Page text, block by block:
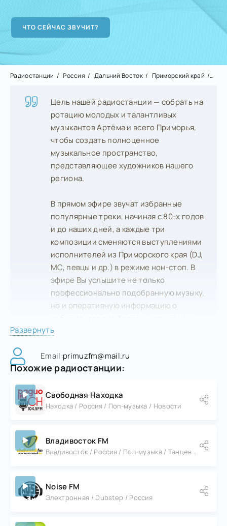
Радиостанции Россия Дальний Восток Приморский край
Цель нашей радиостанции — собрать на
ротацию молодых и талантливых
музыкантов Артёма и всего Приморья,
чтобы создать полноценное
музыкальное пространство,
представляющее художников нашего
региона.
В прямом эфире звучат избранные
популярные треки, начиная с 80-х годов
и до наших дней, а каждые три
композиции сменяются выступлениями
исполнителей из Приморского края (DJ,
MC, певцы и др.) в режиме нон-стоп. В
эфире Вы услышите не только
профессионально подобранную музыку,
но и оперативную информацию о
радиопередачи и неизменно хорошее
Каждую ночь на радиостанции
Дальнегорска, заряжая вас энергией до
самого утра!
Развернуть
Email:primuzfm@mail.ru
Похожие радиостанции:
Свободная Находка
Находка / Россия / Поп-музыка / Новости
Владивосток FM
Noise FM
Электронная / Dubstep / Россия